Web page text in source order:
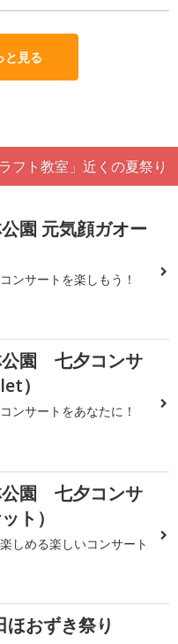
と見る
フト教室」近くの夏祭り
園 元気顔ガオー
ンサートを楽しもう！
公園 七夕コンサ
）
ンサートをあなたに！
公園 七夕コンサ
ト）
しめる楽しいコンサート
ほおずき祭り